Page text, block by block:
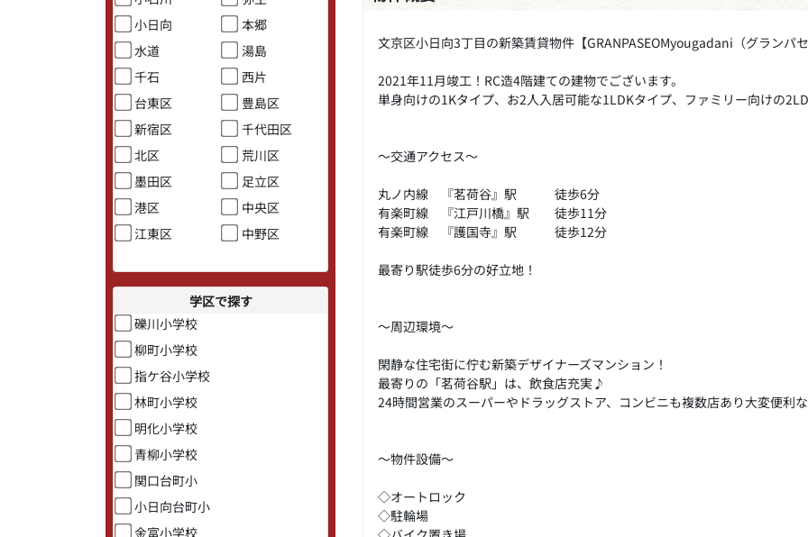
小日向
本郷
水道
湯島
千石
西片
台東区
豊島区
新宿区
千代田区
北区
荒川区
墨田区
足立区
港区
中央区
江東区
中野区
学区で探す
礫川小学校
柳町小学校
指ケ谷小学校
林町小学校
明化小学校
青柳小学校
関口台町小
小日向台町小
金富小学校
文京区小日向3丁目の新築賃貸物件【GRANPASEOMyougadani（グランパ
2021年11月竣工！RC造4階建ての建物でございます。
単身向けの1Kタイプ、お2人入居可能な1LDKタイプ、ファミリー向けの
～交通アクセス～
丸ノ内線 『茗荷谷』駅 徒歩6分
有楽町線 『江戸川橋』駅 徒歩11分
有楽町線 『護国寺』駅 徒歩12分
最寄り駅徒歩6分の好立地！
～周辺環境～
閑静な住宅街に佇む新築デザイナーズマンション！
最寄りの「茗荷谷駅」は、飲食店充実♪
24時間営業のスーパーやドラッグストア、コンビニも複数店あり大変便利
～物件設備～
◇オートロック
◇駐輪場